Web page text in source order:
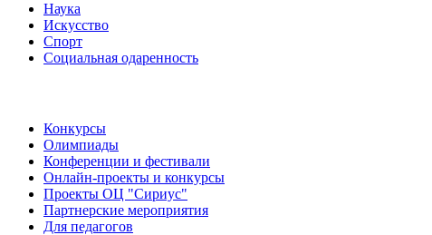
Наука
Искусство
Спорт
Социальная одаренность
Конкурсы
Олимпиады
Конференции и фестивали
Онлайн-проекты и конкурсы
Проекты ОЦ "Сириус"
Партнерские мероприятия
Для педагогов